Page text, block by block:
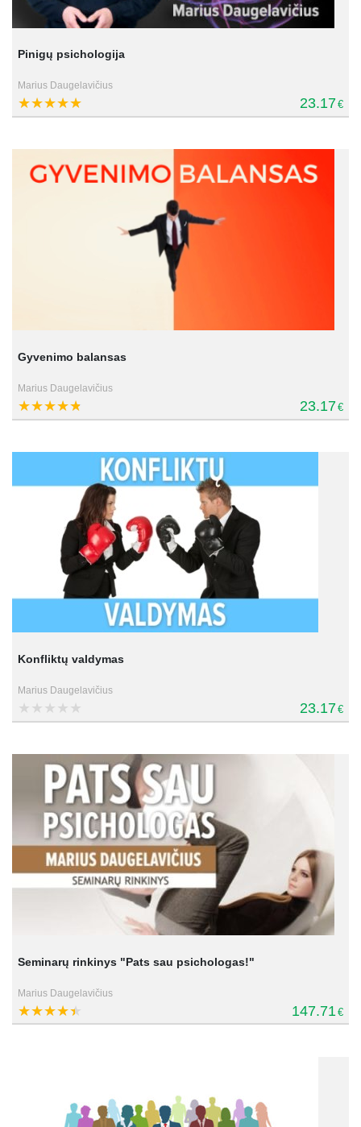
Pinigų psichologija
Marius Daugelavičius
23.17€
Gyvenimo balansas
Marius Daugelavičius
23.17€
Konfliktų valdymas
Marius Daugelavičius
23.17€
Seminarų rinkinys "Pats sau psichologas!"
Marius Daugelavičius
147.71 €